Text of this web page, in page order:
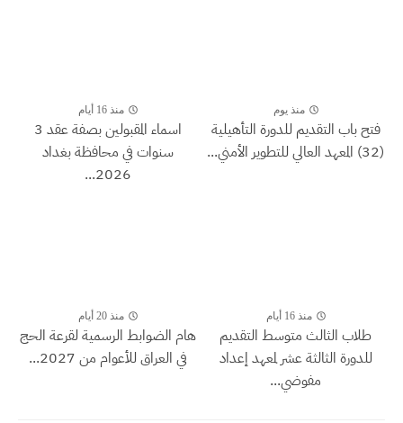
منذ يوم
فتح باب التقديم للدورة التأهيلية
(32) المعهد العالي للتطوير الأمني...
منذ 16 أيام
اسماء المقبولين بصفة عقد 3
سنوات في محافظة بغداد
2026...
منذ 16 أيام
طلاب الثالث متوسط التقديم
للدورة الثالثة عشر لمعهد إعداد
مفوضي...
منذ 20 أيام
هام الضوابط الرسمية لقرعة الحج
في العراق للأعوام من 2027...